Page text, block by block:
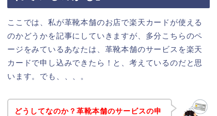
ここでは、私が革靴本舗のお店で楽天カードが使える
のかどうかを記事にしていきますが、多分こちらのペ
ージをみているあなたは、革靴本舗のサービスを楽天
カードで申し込みできたら！と、考えているのだと思
います。でも、、、。
どうしてなのか？革靴本舗のサービスの申